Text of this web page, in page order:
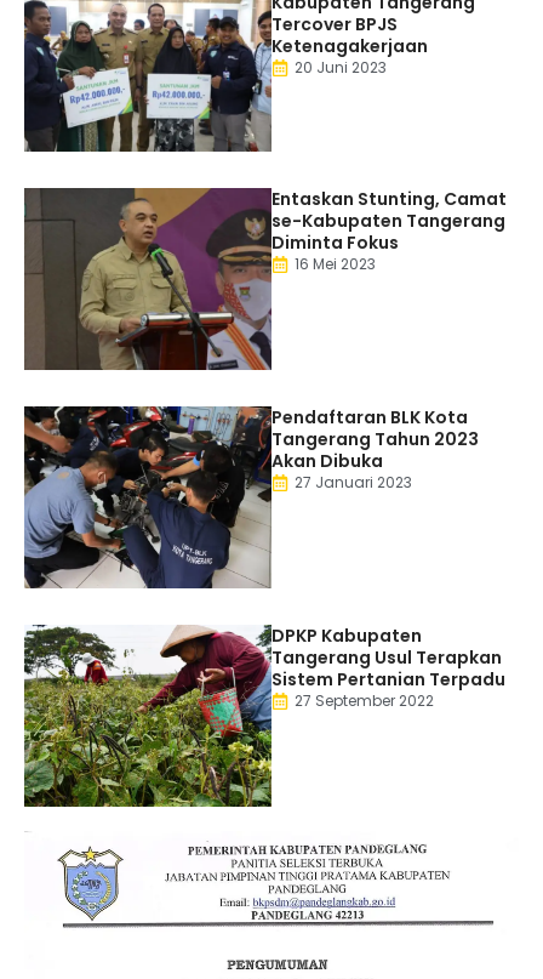
Tercover BPJS
Ketenagakerjaan
20 Juni 2023
Entaskan Stunting, Camat
se-Kabupaten Tangerang
Diminta Fokus
16 Mei 2023
Pendaftaran BLK Kota
Tangerang Tahun 2023
Akan Dibuka
27 Januari 2023
DPKP Kabupaten
Tangerang Usul Terapkan
Sistem Pertanian Terpadu
27 September 2022